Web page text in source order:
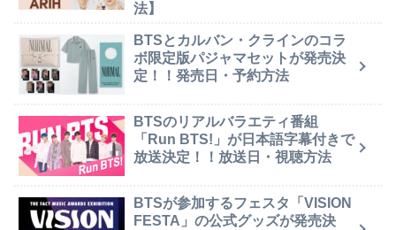
法】
BTSとカルバン・クラインのコラ
ボ限定版パジャマセットが発売決
定！！発売日・予約方法
BTSのリアルバラエティ番組
「Run BTS!」が日本語字幕付きで
放送決定！！放送日・視聴方法
BTSが参加するフェスタ「VISION
FESTA」の公式グッズが発売決